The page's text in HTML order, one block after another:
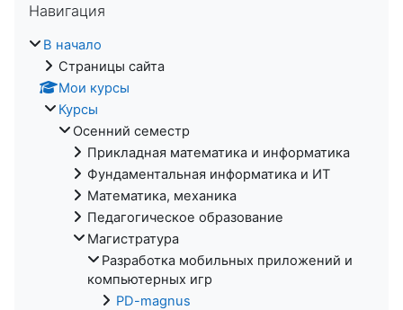
Навигация
В начало
Страницы сайта
Мои курсы
Курсы
Осенний семестр
Прикладная математика и информатика
Фундаментальная информатика и ИТ
Математика, механика
Педагогическое образование
Магистратура
Разработка мобильных приложений и
компьютерных игр
PD-magnus